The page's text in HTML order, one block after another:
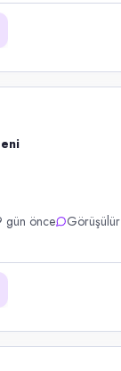
gün önce Görüşülür